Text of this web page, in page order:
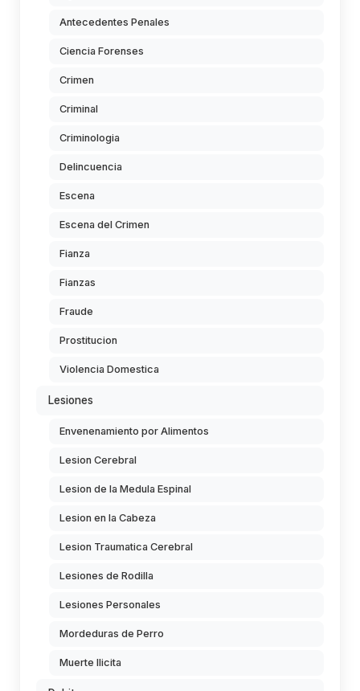
Antecedentes Penales
Ciencia Forenses
Crimen
Criminal
Criminologia
Delincuencia
Escena
Escena del Crimen
Fianza
Fianzas
Fraude
Prostitucion
Violencia Domestica
Lesiones
Envenenamiento por Alimentos
Lesion Cerebral
Lesion de la Medula Espinal
Lesion en la Cabeza
Lesion Traumatica Cerebral
Lesiones de Rodilla
Lesiones Personales
Mordeduras de Perro
Muerte Ilicita